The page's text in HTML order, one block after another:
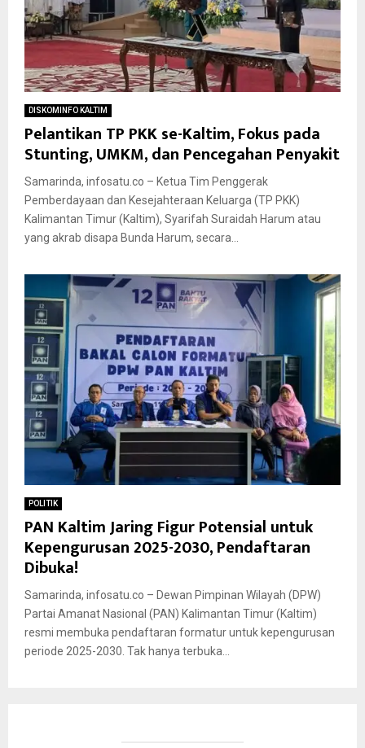
DISKOMINFO KALTIM
Pelantikan TP PKK se-Kaltim, Fokus pada
Stunting, UMKM, dan Pencegahan Penyakit
Samarinda, infosatu.co – Ketua Tim Penggerak
Pemberdayaan dan Kesejahteraan Keluarga (TP PKK)
Kalimantan Timur (Kaltim), Syarifah Suraidah Harum atau
yang akrab disapa Bunda Harum, secara...
POLITIK
PAN Kaltim Jaring Figur Potensial untuk
Kepengurusan 2025-2030, Pendaftaran
Dibuka!
Samarinda, infosatu.co – Dewan Pimpinan Wilayah (DPW)
Partai Amanat Nasional (PAN) Kalimantan Timur (Kaltim)
resmi membuka pendaftaran formatur untuk kepengurusan
periode 2025-2030. Tak hanya terbuka...